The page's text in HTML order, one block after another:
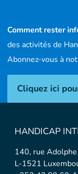
Comment rester
des activités de
Abonnez-vous à
Cliquez ici
HANDICAP
140, rue
L-1521